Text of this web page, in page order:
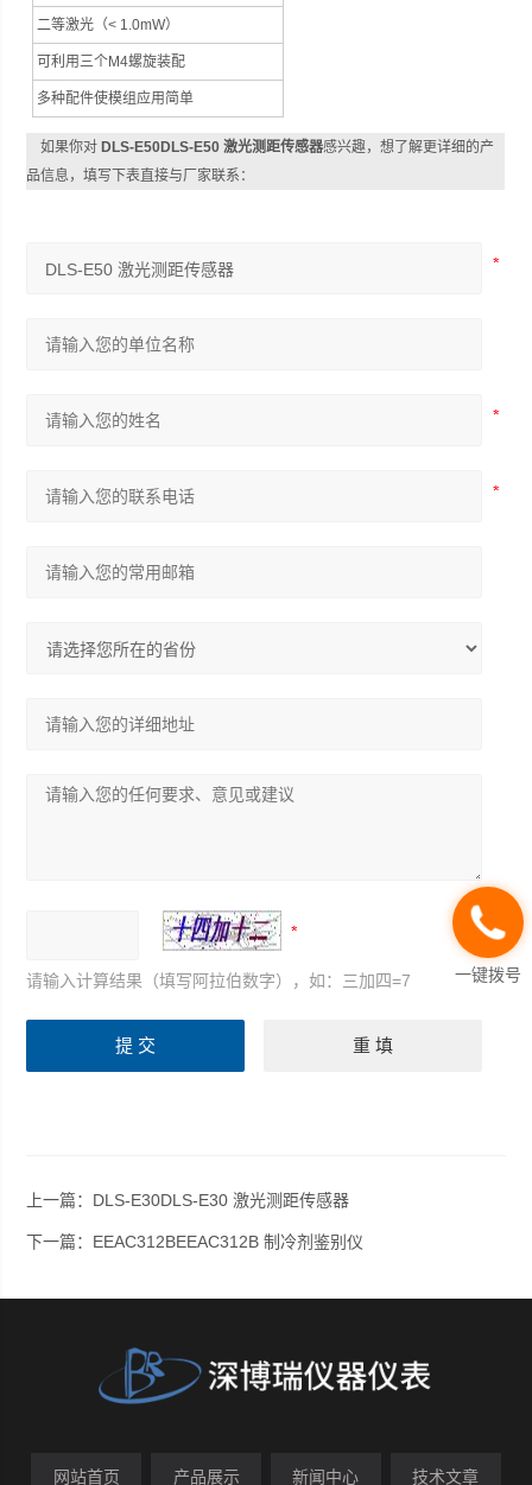
二等激光（< 1.0mW）
可利用三个M4螺旋装配
多种配件使模组应用简单
如果你对 DLS-E50DLS-E50 激光测距传感器感兴趣，想了解更详细的产
品信息，填写下表直接与厂家联系：
请输入计算结果（填写阿拉伯数字），如：三加四=7
上一篇： DLS-E30DLS-E30 激光测距传感器
下一篇： EEAC312BEEAC312B 制冷剂鉴别仪
网站首页 产品展示 新闻中心 技术文章
一键拨号